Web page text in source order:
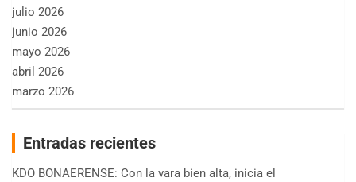
julio 2026
junio 2026
mayo 2026
abril 2026
marzo 2026
Entradas recientes
KDO BONAERENSE: Con la vara bien alta, inicia el